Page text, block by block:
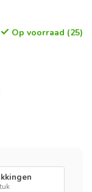
Op voorraad (25)